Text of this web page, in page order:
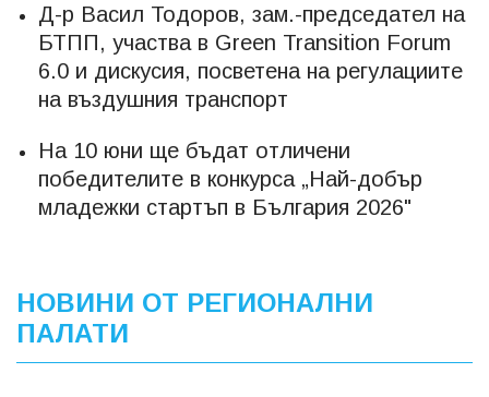
Д-р Васил Тодоров, зам.-председател на
БТПП, участва в Green Transition Forum
6.0 и дискусия, посветена на регулациите
на въздушния транспорт
На 10 юни ще бъдат отличени
победителите в конкурса „Най-добър
младежки стартъп в България 2026"
НОВИНИ ОТ РЕГИОНАЛНИ
ПАЛАТИ